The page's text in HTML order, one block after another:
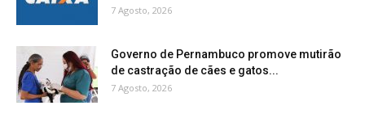
7 Agosto, 2026
Governo de Pernambuco promove mutirão
de castração de cães e gatos...
7 Agosto, 2026